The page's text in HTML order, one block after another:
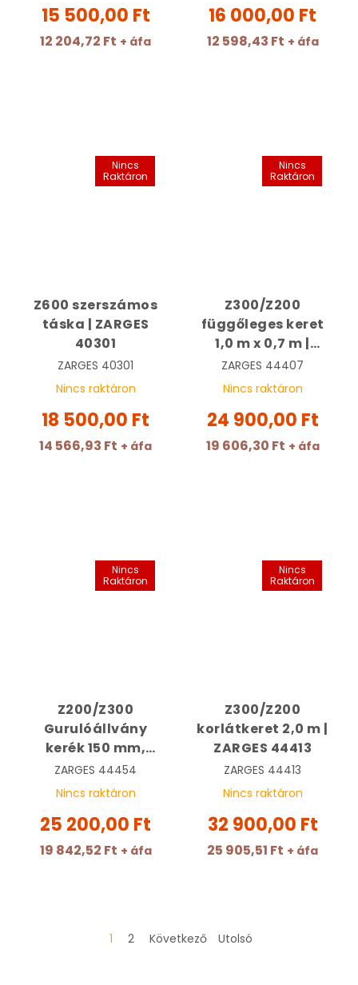
15 500,00 Ft
12 204,72 Ft + áfa
16 000,00 Ft
12 598,43 Ft + áfa
Nincs
Raktáron
Z600 szerszámos
táska | ZARGES
40301
ZARGES 40301
Nincs raktáron
18 500,00 Ft
14 566,93 Ft + áfa
Nincs
Raktáron
Z300/Z200
függőleges keret
1,0 m x 0,7 m |
ZARGES 44407
ZARGES 44407
Nincs raktáron
24 900,00 Ft
19 606,30 Ft + áfa
Nincs
Raktáron
Z200/Z300
Gurulóállvány
kerék 150 mm,
állítható
magasságú |
ZARGES 44454
Nincs raktáron
25 200,00 Ft
19 842,52 Ft + áfa
Nincs
Raktáron
Z300/Z200
korlátkeret 2,0 m |
ZARGES 44413
ZARGES 44413
Nincs raktáron
32 900,00 Ft
25 905,51 Ft + áfa
1 2 Következő Utolsó